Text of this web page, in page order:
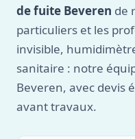
de fuite Beveren de
particuliers et les
invisible,
sanitaire : notre
Beveren, avec devis
avant travaux.